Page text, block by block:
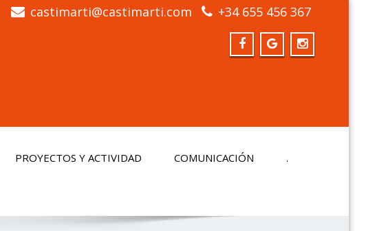
castimarti@castimarti.com +34 655 456 367
PROYECTOS Y ACTIVIDAD COMUNICACIÓN
.